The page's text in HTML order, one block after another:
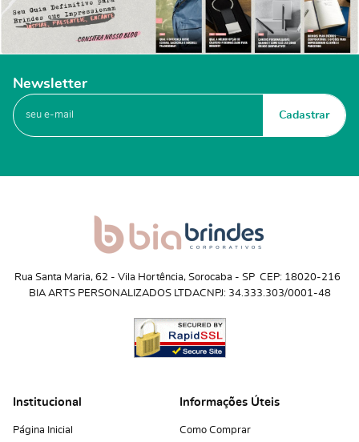
Newsletter
Cadastrar
Rua Santa Maria, 62 - Vila Hortência, Sorocaba - SP CEP: 18020-216
BIA ARTS PERSONALIZADOS LTDACNPJ: 34.333.303/0001-48
Institucional
Página Inicial
Informações Úteis
Como Comprar